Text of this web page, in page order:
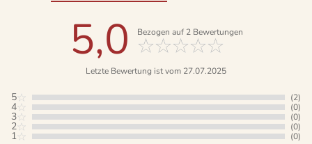
5,0 Bezogen auf 2Bewertungen
Letzte Bewertung ist vom 27.07.2025
5 (2)
4 (0)
3 (0)
2 (0)
1 (0)